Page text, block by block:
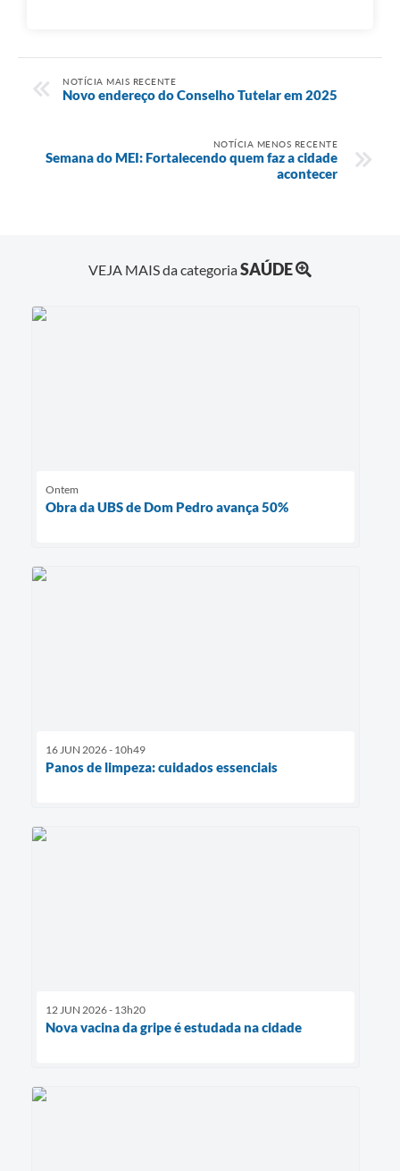
NOTÍCIA MAIS RECENTE
Novo endereço do Conselho Tutelar em 2025
NOTÍCIA MENOS RECENTE
Semana do MEI: Fortalecendo quem faz a cidade
acontecer
VEJA MAIS da categoriaSAÚDE
Ontem
Obra da UBS de Dom Pedro avança 50%
16 JUN 2026 - 10h49
Panos de limpeza: cuidados essenciais
12 JUN 2026 - 13h20
Nova vacina da gripe é estudada na cidade